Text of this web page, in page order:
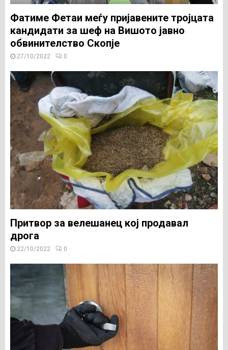
Фатиме Фетаи меѓу пријавените тројцата
кандидати за шеф на Вишото јавно
обвинителство Скопје
27/10/2022 0
Притвор за велешанец кој продавал
дрога
22/10/2022 0